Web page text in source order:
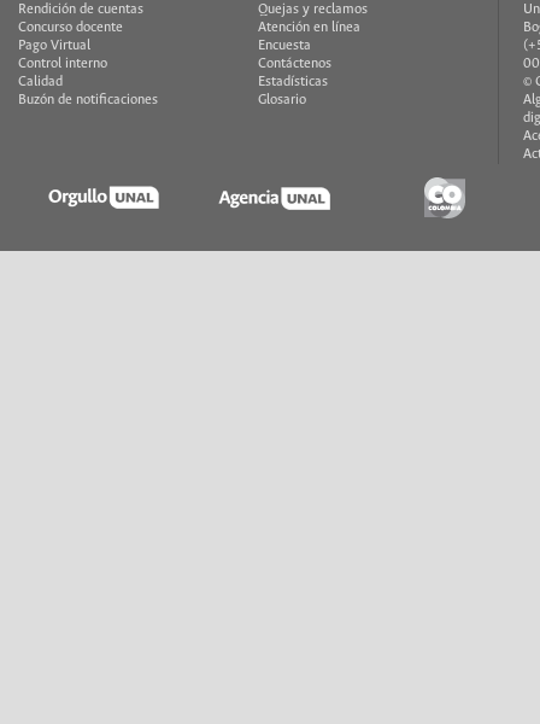
Rendición de cuentas
Concurso docente
Pago Virtual
Control interno
Calidad
Buzón de notificaciones
Quejas y reclamos
Atención en línea
Encuesta
Contáctenos
Estadísticas
Glosario
©